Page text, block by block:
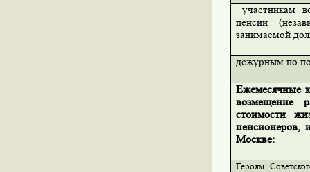
участникам
пенсии
занимаемой
дежурным по
Ежемесячные
возмещение
стоимости
пенсионеров,
Москве:
Героям